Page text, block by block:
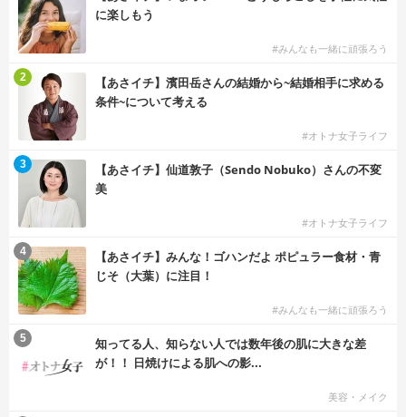
に楽しもう
#みんなも一緒に頑張ろう
【あさイチ】濱田岳さんの結婚から~結婚相手に求める
条件~について考える
#オトナ女子ライフ
2
【あさイチ】仙道敦子（Sendo Nobuko）さんの不変
美
#オトナ女子ライフ
3
【あさイチ】みんな！ゴハンだよ ポピュラー食材・青
じそ（大葉）に注目！
#みんなも一緒に頑張ろう
4
知ってる人、知らない人では数年後の肌に大きな差
が！！ 日焼けによる肌への影...
美容・メイク
5